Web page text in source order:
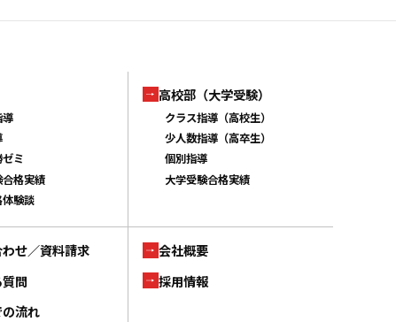
ミ
格実績
験談
高校部（大学受験）
クラス指導（高校生）
少人数指導（高卒生）
個別指導
大学受験合格実績
せ／資料請求
問
流れ
会社概要
採用情報